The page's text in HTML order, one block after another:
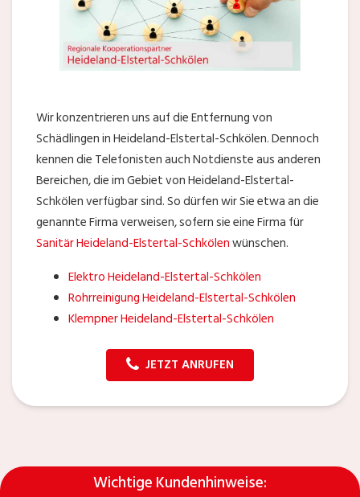
Wir konzentrieren uns auf die Entfernung von
Schädlingen in Heideland-Elstertal-Schkölen. Dennoch
kennen die Telefonisten auch Notdienste aus anderen
Bereichen, die im Gebiet von Heideland-Elstertal-
Schkölen verfügbar sind. So dürfen wir Sie etwa an die
genannte Firma verweisen, sofern sie eine Firma für
Sanitär Heideland-Elstertal-Schkölenwünschen.
Elektro Heideland-Elstertal-Schkölen
Rohrreinigung Heideland-Elstertal-Schkölen
Klempner Heideland-Elstertal-Schkölen
JETZT ANRUFEN
Wichtige Kundenhinweise: